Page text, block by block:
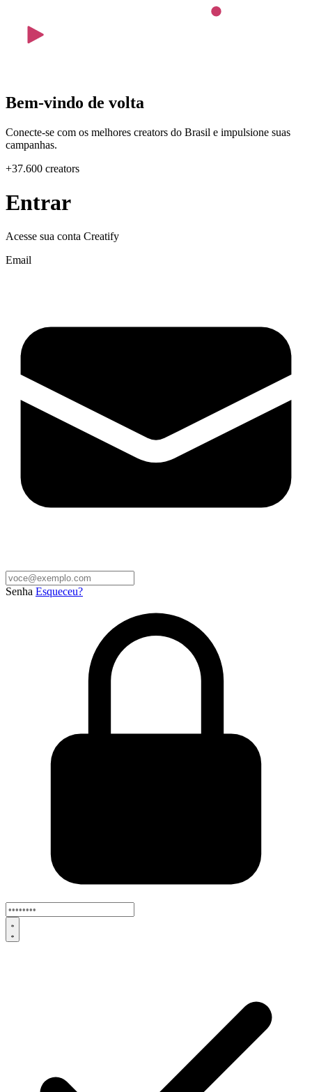
Bem-vindo de volta
Conecte-se com os melhores creators do Brasil e impulsione suas
campanhas.
+37.600 creators
Entrar
Acesse sua conta Creatify
Email
Senha Esqueceu?